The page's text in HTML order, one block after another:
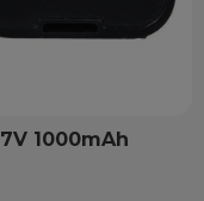
1000mAh